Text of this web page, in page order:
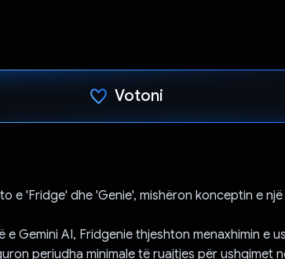
Votoni
e 'Fridge' dhe 'Genie', mishëron konceptin e
Gemini AI, Fridgenie thjeshton menaxhimin e
periudha minimale të ruajtjes për ushqimet